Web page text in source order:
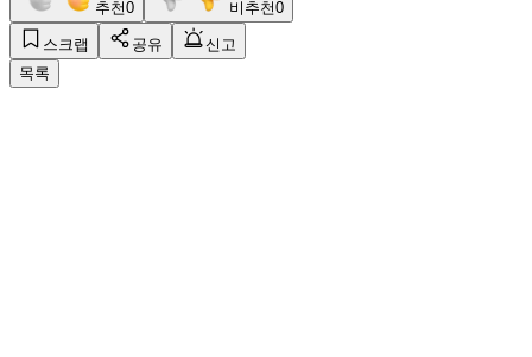
추천0 비추천0
스크랩 공유
신고
목록